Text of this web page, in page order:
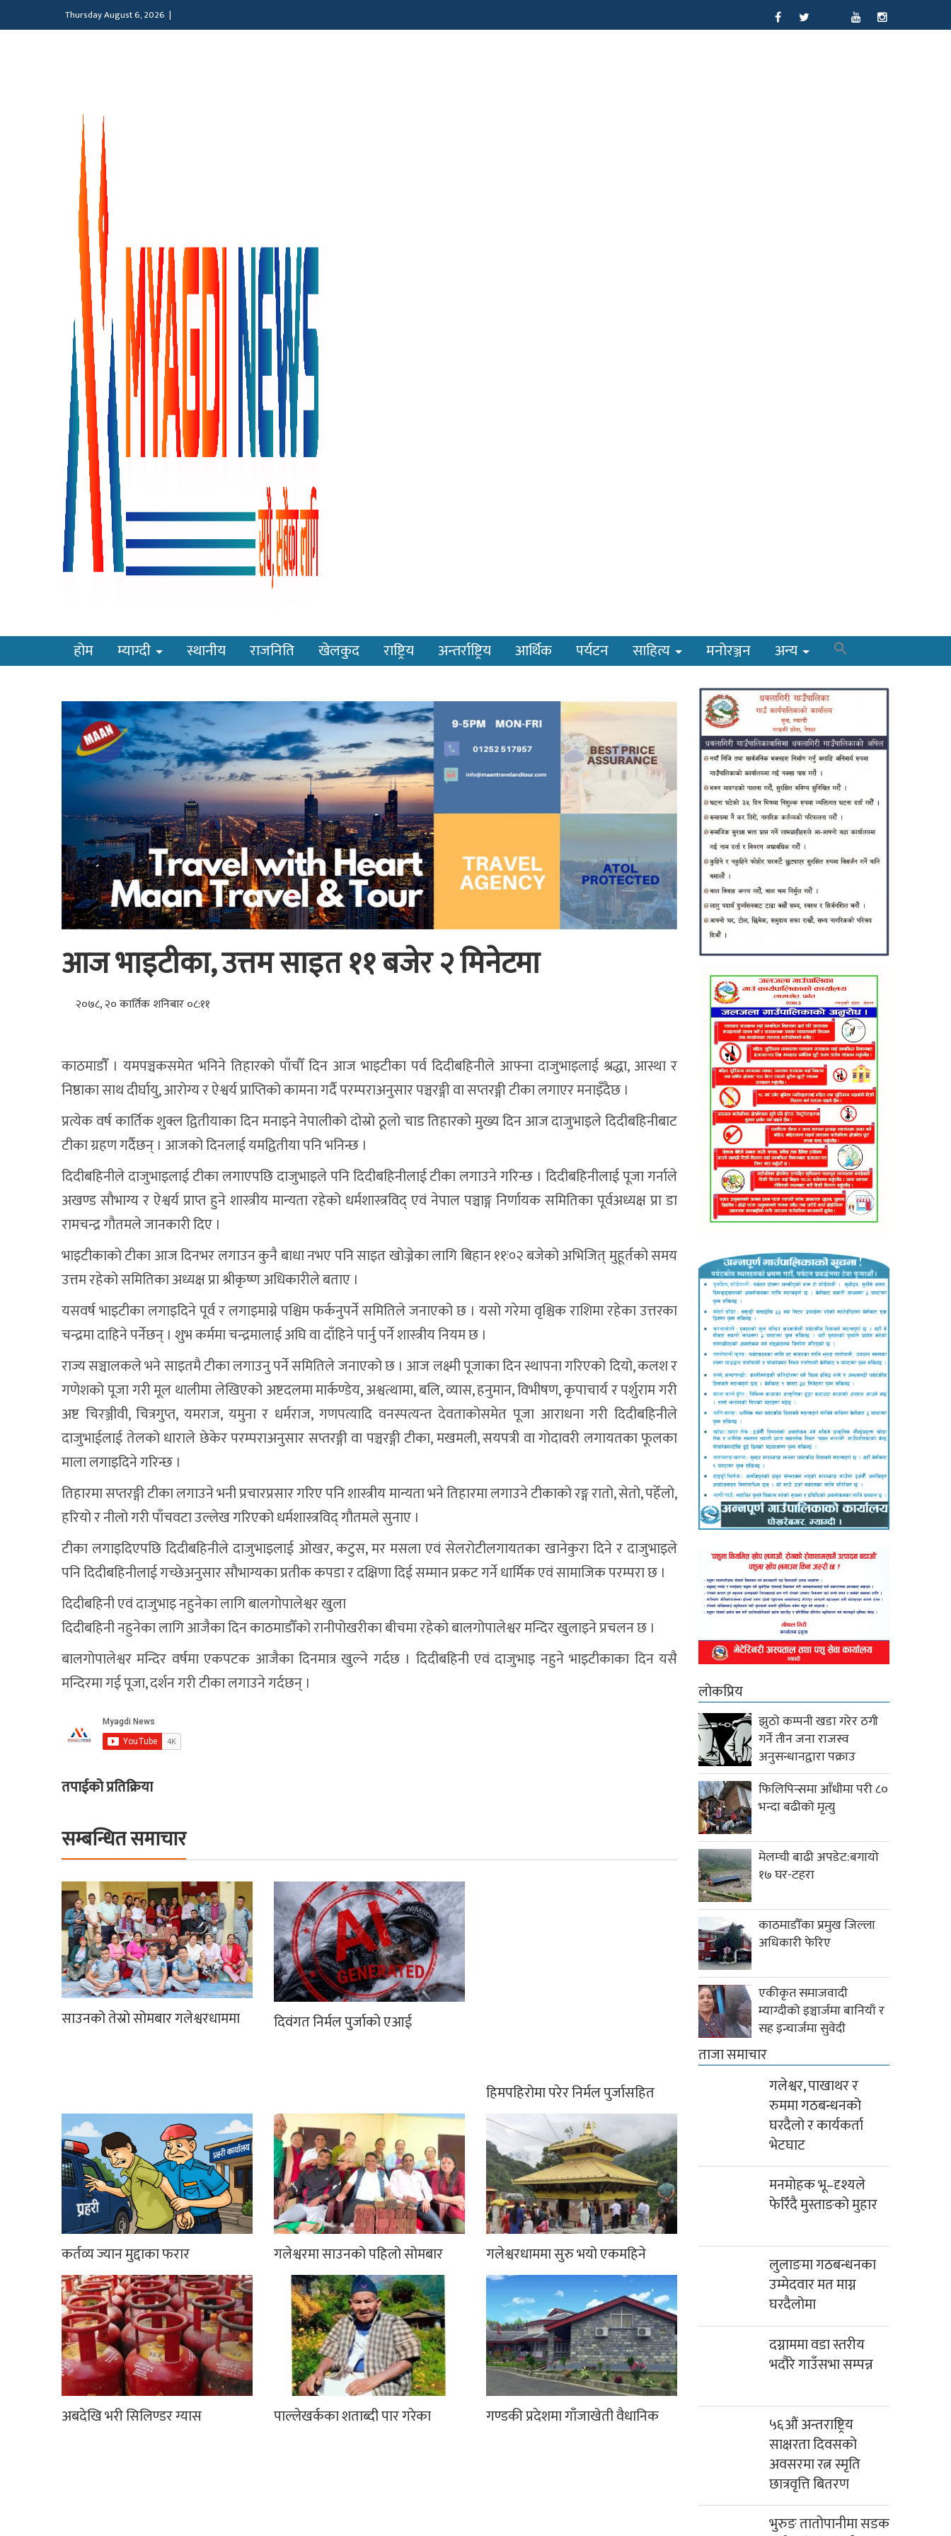
Thursday August 6, 2026 |
होम म्याग्दी स्थानीय राजनिति खेलकुद राष्ट्रिय अन्तर्राष्ट्रिय आर्थिक पर्यटन साहित्य मनोरञ्जन अन्य
आज भाइटीका, उत्तम साइत ११ बजेर २ मिनेटमा
२०७८, २० कार्तिक शनिबार ०८:११
काठमाडाैँ । यमपञ्चकसमेत भनिने तिहारको पाँचौँ दिन आज भाइटीका पर्व दिदीबहिनीले आफ्ना दाजुभाइलाई श्रद्धा, आस्था र
निष्ठाका साथ दीर्घायु, आरोग्य र ऐश्वर्य प्राप्तिको कामना गर्दै परम्पराअनुसार पञ्चरङ्गी वा सप्तरङ्गी टीका लगाएर मनाइँदैछ ।
प्रत्येक वर्ष कार्तिक शुक्ल द्वितीयाका दिन मनाइने नेपालीको दोस्रो ठूलो चाड तिहारको मुख्य दिन आज दाजुभाइले दिदीबहिनीबाट
टीका ग्रहण गर्दैछन् । आजको दिनलाई यमद्वितीया पनि भनिन्छ ।
दिदीबहिनीले दाजुभाइलाई टीका लगाएपछि दाजुभाइले पनि दिदीबहिनीलाई टीका लगाउने गरिन्छ । दिदीबहिनीलाई पूजा गर्नाले
अखण्ड सौभाग्य र ऐश्वर्य प्राप्त हुने शास्त्रीय मान्यता रहेको धर्मशास्त्रविद् एवं नेपाल पञ्चाङ्ग निर्णायक समितिका पूर्वअध्यक्ष प्रा डा
रामचन्द्र गौतमले जानकारी दिए ।
भाइटीकाको टीका आज दिनभर लगाउन कुनै बाधा नभए पनि साइत खोज्नेका लागि बिहान ११ः०२ बजेको अभिजित् मुहूर्तको समय
उत्तम रहेको समितिका अध्यक्ष प्रा श्रीकृष्ण अधिकारीले बताए ।
यसवर्ष भाइटीका लगाइदिने पूर्व र लगाइमाग्ने पश्चिम फर्कनुपर्ने समितिले जनाएको छ । यसो गरेमा वृश्चिक राशिमा रहेका उत्तरका
चन्द्रमा दाहिने पर्नेछन् । शुभ कर्ममा चन्द्रमालाई अघि वा दाँहिने पार्नु पर्ने शास्त्रीय नियम छ ।
राज्य सञ्चालकले भने साइतमै टीका लगाउनु पर्ने समितिले जनाएको छ । आज लक्ष्मी पूजाका दिन स्थापना गरिएको दियो, कलश र
गणेशको पूजा गरी मूल थालीमा लेखिएको अष्टदलमा मार्कण्डेय, अश्वत्थामा, बलि, व्यास, हनुमान, विभीषण, कृपाचार्य र पर्शुराम गरी
अष्ट चिरञ्जीवी, चित्रगुप्त, यमराज, यमुना र धर्मराज, गणपत्यादि वनस्पत्यन्त देवताकोसमेत पूजा आराधना गरी दिदीबहिनीले
दाजुभाईलाई तेलको धाराले छेकेर परम्पराअनुसार सप्तरङ्गी वा पञ्चरङ्गी टीका, मखमली, सयपत्री वा गोदावरी लगायतका फूलका
माला लगाइदिने गरिन्छ ।
तिहारमा सप्तरङ्गी टीका लगाउने भनी प्रचारप्रसार गरिए पनि शास्त्रीय मान्यता भने तिहारमा लगाउने टीकाको रङ्ग रातो, सेतो, पहेँलो,
हरियो र नीलो गरी पाँचवटा उल्लेख गरिएको धर्मशास्त्रविद् गौतमले सुनाए ।
टीका लगाइदिएपछि दिदीबहिनीले दाजुभाइलाई ओखर, कटुस, मर मसला एवं सेलरोटीलगायतका खानेकुरा दिने र दाजुभाइले
पनि दिदीबहिनीलाई गच्छेअनुसार सौभाग्यका प्रतीक कपडा र दक्षिणा दिई सम्मान प्रकट गर्ने धार्मिक एवं सामाजिक परम्परा छ ।
दिदीबहिनी एवं दाजुभाइ नहुनेका लागि बालगोपालेश्वर खुला
दिदीबहिनी नहुनेका लागि आजैका दिन काठमाडौँको रानीपोखरीका बीचमा रहेको बालगोपालेश्वर मन्दिर खुलाइने प्रचलन छ ।
बालगोपालेश्वर मन्दिर वर्षमा एकपटक आजैका दिनमात्र खुल्ने गर्दछ । दिदीबहिनी एवं दाजुभाइ नहुने भाइटीकाका दिन यसै
मन्दिरमा गई पूजा, दर्शन गरी टीका लगाउने गर्दछन् ।
तपाईको प्रतिक्रिया
सम्बन्धित समाचार
साउनको तेस्रो सोमबार गलेश्वरधाममा दिवंगत निर्मल पुर्जाको एआई
हिमपहिरोमा परेर निर्मल पुर्जासहित
कर्तव्य ज्यान मुद्दाका फरार गलेश्वरमा साउनको पहिलो सोमबार गलेश्वरधाममा सुरु भयो एकमहिने
अबदेखि भरी सिलिण्डर ग्यास पाल्लेखर्कका शताब्दी पार गरेका गण्डकी प्रदेशमा गाँजाखेती वैधानिक
लोकप्रिय
झुठो कम्पनी खडा गरेर ठगी
गर्ने तीन जना राजस्व
अनुसन्धानद्वारा पक्राउ
फिलिपिन्समा आँधीमा परी ८०
भन्दा बढीको मृत्यु
मेलम्ची बाढी अपडेट:बगायो
१७ घर-टहरा
काठमाडौँका प्रमुख जिल्ला
अधिकारी फेरिए
एकीकृत समाजवादी
म्याग्दीको इञ्चार्जमा बानियाँ र
सह इन्चार्जमा सुवेदी
ताजा समाचार
गलेश्वर, पाखाथर र
रुममा गठबन्धनको
घरदैलो र कार्यकर्ता
भेटघाट
मनमोहक भू–दृश्यले
फेरिँदै मुस्ताङको मुहार
लुलाङमा गठबन्धनका
उम्मेदवार मत माग्न
घरदैलोमा
दग्नाममा वडा स्तरीय
भदौरे गाउँसभा सम्पन्न
५६औं अन्तराष्ट्रिय
साक्षरता दिवसको
अवसरमा रत्न स्मृति
छात्रवृत्ति बितरण
भुरुङ तातोपानीमा सडक